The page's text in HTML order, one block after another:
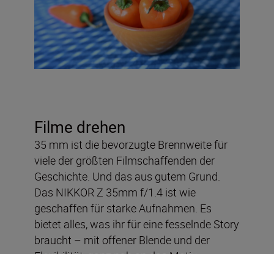
Filme drehen
35 mm ist die bevorzugte Brennweite für
viele der größten Filmschaffenden der
Geschichte. Und das aus gutem Grund.
Das NIKKOR Z 35mm f/1.4 ist wie
geschaffen für starke Aufnahmen. Es
bietet alles, was ihr für eine fesselnde Story
braucht – mit offener Blende und der